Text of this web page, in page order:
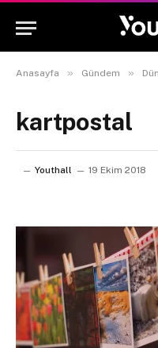
Anasayfa » Gündem »
kartpostal
Youthall 19 Ekim 2018